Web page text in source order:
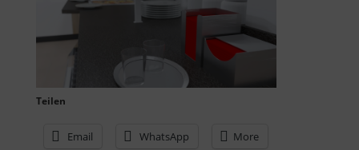
Teilen
Email WhatsApp More